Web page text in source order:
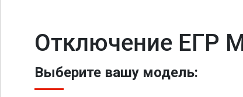
Отключение ЕГР
Выберите вашу модель: